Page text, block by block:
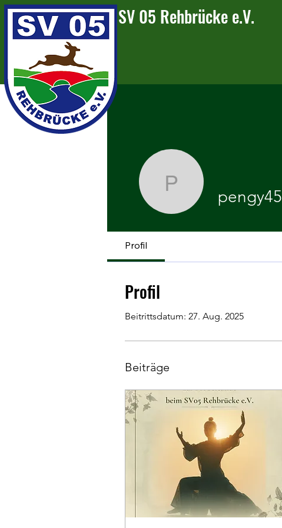
SV 05 Rehbrücke e.V.
pengy45
pengy45
Profil
Profil
Beitrittsdatum: 27. Aug. 2025
Beiträge